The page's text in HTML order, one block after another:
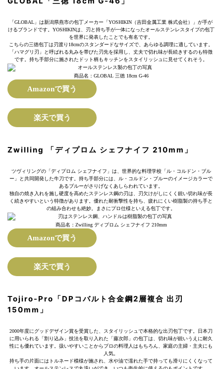
「GLOBAL」は新潟県燕市の包丁メーカー「YOSHIKIN（吉田金属工業 株式会社）」が手が
けるブランドです。YOSHIKINは、刃と持ち手が一体になったオールステンレスタイプの包丁
を世界に発表したことでも有名です。
こちらの三徳包丁は刃渡り18cmのスタンダードなサイズで、あらゆる調理に適しています。
「ハマグリ刃」と呼ばれる丸みを帯びた刃先を採用し、丈夫で切れ味が長続きするのも特徴
です。持ち手部分に施されたドット柄もキッチンをスタイリッシュに見せてくれそう。
商品名：GLOBAL 三徳 18cm G-46
Amazonで買う
楽天で買う
Zwilling 「ディプロム シェフナイフ 210mm」
ツヴィリングの「ディプロム シェフナイフ」は、世界的な料理学校「ル・コルドン・ブル
ー」と共同開発した牛刀です。持ち手部分には、ル・コルドン・ブルーのイメージカラーで
あるブルーがさりげなくあしらわれています。
独自の焼き入れを施し硬度を高めたステンレス鋼の刃は、刃欠けがしにくく鋭い切れ味が長
く続きやすいという特徴があります。優れた耐衝撃性を持ち、疲れにくい樹脂製の持ち手と
の組み合わせも絶妙。まさにプロ仕様といえる包丁です。
商品名：Zwilling ディプロム シェフナイフ 210mm
Amazonで買う
楽天で買う
Tojiro-Pro「DPコバルト合金鋼2層複合 出刃
150mm」
2000年度にグッドデザイン賞を受賞した、スタイリッシュで本格的な出刃包丁です。日本刀
に用いられる「割り込み」技法を取り入れた「藤次郎」の包丁は、切れ味が鋭いうえに耐久
性にも優れています。扱いやすいことからプロの料理人はもちろん、家庭の主婦・主夫にも
人気。
持ち手の片面にはトルネード模様が施され、水や油で濡れた手で持っても滑りにくくなって